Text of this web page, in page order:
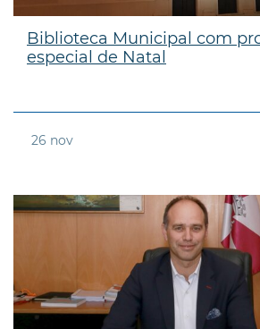
Biblioteca Municipal com
especial de Natal
26 nov